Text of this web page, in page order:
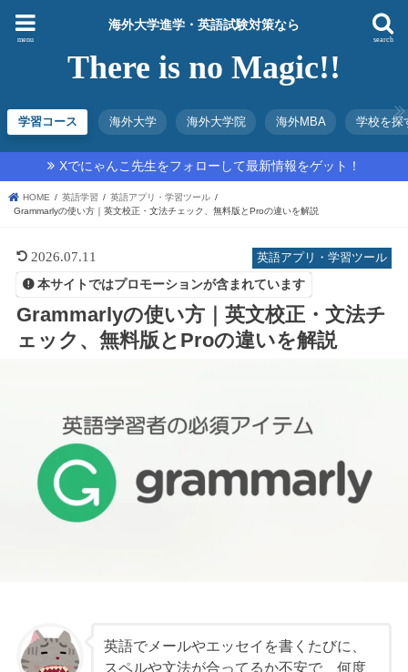
海外大学進学・英語試験対策なら
There is no Magic!!
search
menu
学習コース 海外大学 海外大学院 海外MBA 学校を探
Xでにゃんこ先生をフォローして最新情報をゲット！
HOME 英語学習
英語アプリ・学習ツール
Grammarlyの使い方｜英文校正・文法チェック、無料版とProの違いを解説
英語アプリ・学習ツール
2026.07.11
本サイトではプロモーションが含まれています
Grammarlyの使い方｜英文校正・文法チ
ェック、無料版とProの違いを解説
英語でメールやエッセイを書くたびに、
スペルや文法が合ってるか不安で、何度